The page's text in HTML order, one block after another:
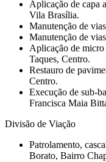
Aplicação de capa
Vila Brasília.
Manutenção de
Manutenção de
Aplicação de
Taques, Centro.
Restauro de
Centro.
Execução de sub-
Francisca Maia
Divisão de Viação
Patrolamento,
Borato, Bairro